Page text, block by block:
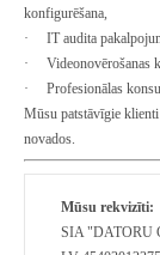
konfigurēšana,
· IT audita
· Videonovērošanas
· Profesionālas
Mūsu patstāvīgie
novados.
Mūsu rekvizīti:
SIA "DATORU